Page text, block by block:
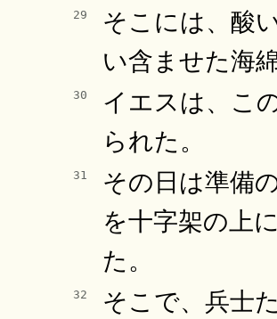
29
そこには、酸
い含ませた海
30
イエスは、こ
られた。
31
その日は準備
を十字架の上
た。
32
そこで、兵士